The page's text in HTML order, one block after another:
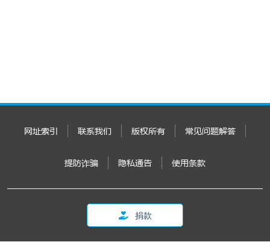
网址索引 联系我们 版权所有 常见问题解答
提防诈骗 隐私通告 使用条款
捐款